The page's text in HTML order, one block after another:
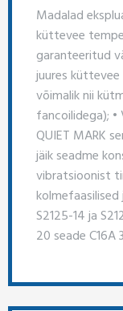
Madalad
küttevee
garanteeritud
juures küttevee
võimalik nii
fancoilidega);
QUIET MARK
jäik seadme
vibratsioonist
S2125-14 ja
20 seade C16A